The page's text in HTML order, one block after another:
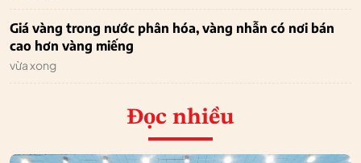
Giá vàng trong nước phân hóa, vàng nhẫn có nơi bán
cao hơn vàng miếng
vừa xong
Đọc nhiều